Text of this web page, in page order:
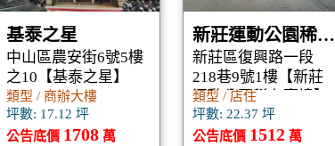
基泰之星
中山區農安街6號5樓
之10【基泰之星】
類型 / 商辦大樓
坪數: 17.12 坪
公告底價 1708 萬
新莊運動公園稀有壹樓
新莊區復興路一段
218巷9號1樓【新莊
運動公園稀有壹樓】
類型 / 店住
坪數: 22.37 坪
公告底價 1512萬